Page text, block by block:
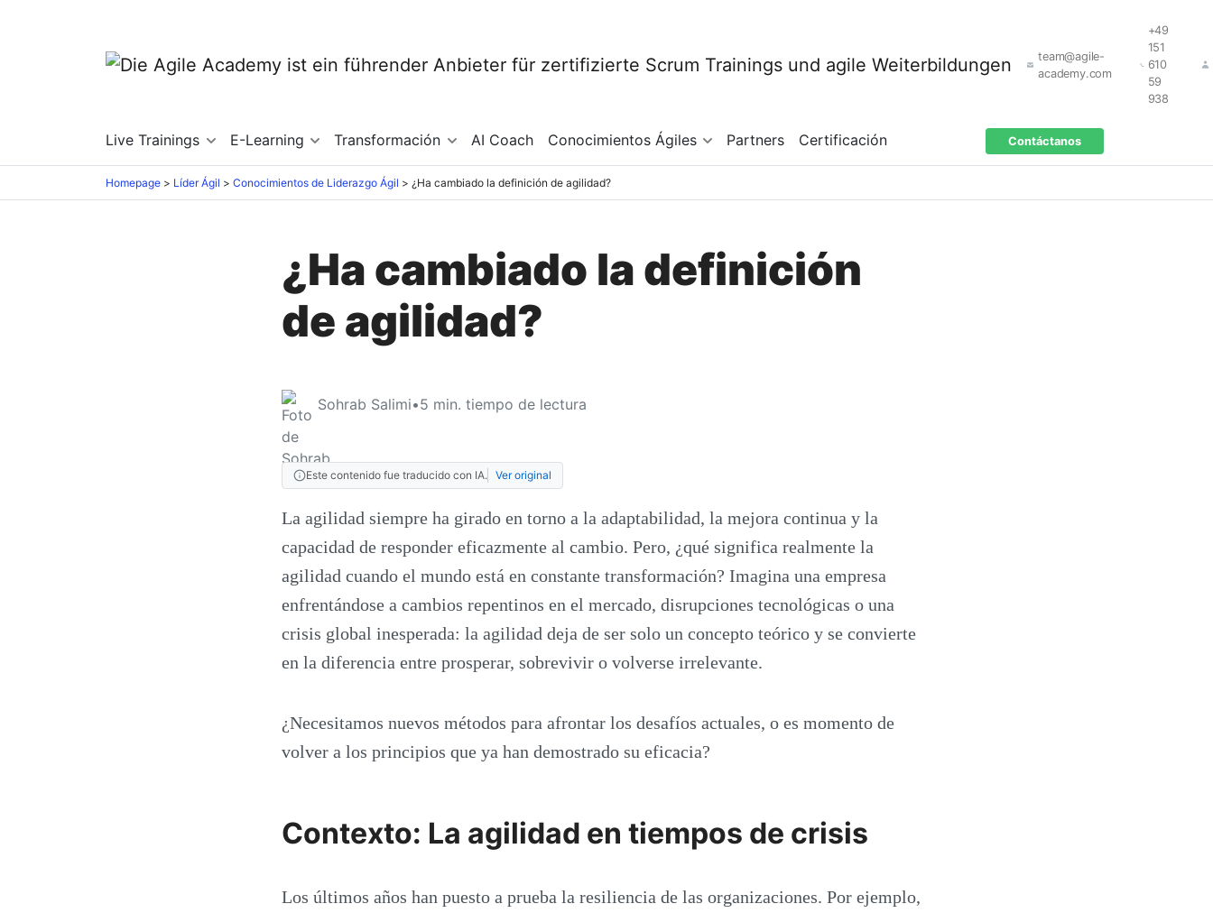
team@agile-
academy.com
+49
151
610
59
938
Live Trainings E-Learning Transformación AI Coach Conocimientos Ágiles Partners Certificación Contáctanos
Homepage Líder Ágil Conocimientos de Liderazgo Ágil ¿Ha cambiado la definición de agilidad?
¿Ha cambiado la definición
de agilidad?
Sohrab Salimi•5 min. tiempo de lectura
Este contenido fue traducido con IA. Ver original
La agilidad siempre ha girado en torno a la adaptabilidad, la mejora continua y la
capacidad de responder eficazmente al cambio. Pero, ¿qué significa realmente la
agilidad cuando el mundo está en constante transformación? Imagina una empresa
enfrentándose a cambios repentinos en el mercado, disrupciones tecnológicas o una
crisis global inesperada: la agilidad deja de ser solo un concepto teórico y se convierte
en la diferencia entre prosperar, sobrevivir o volverse irrelevante.
¿Necesitamos nuevos métodos para afrontar los desafíos actuales, o es momento de
volver a los principios que ya han demostrado su eficacia?
Contexto: La agilidad en tiempos de crisis
Los últimos años han puesto a prueba la resiliencia de las organizaciones. Por ejemplo,